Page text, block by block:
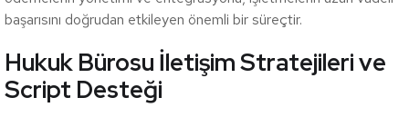
başarısını doğrudan etkileyen önemli bir süreçtir.
Hukuk Bürosu İletişim Stratejileri ve
Script Desteği